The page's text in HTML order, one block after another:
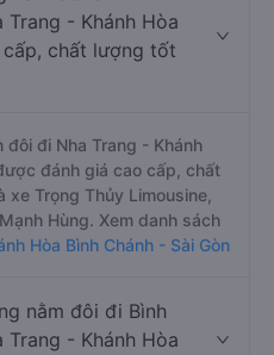
Trang - Khánh Hòa
chất lượng tốt
đôi đi Nha Trang - Khánh
đánh giá cao cấp, chất
Trọng Thủy Limousine,
Hùng. Xem danh sách
Hòa Bình Chánh - Sài Gòn
nằm đôi đi Bình
Trang - Khánh Hòa